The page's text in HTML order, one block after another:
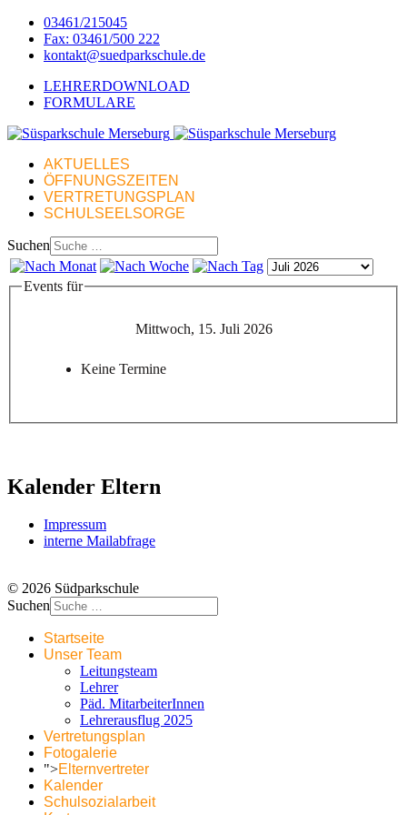
03461/215045
Fax: 03461/500 222
kontakt@suedparkschule.de
LEHRERDOWNLOAD
FORMULARE
AKTUELLES
ÖFFNUNGSZEITEN
VERTRETUNGSPLAN
SCHULSEELSORGE
Suchen
Events für
Mittwoch, 15. Juli 2026
Keine Termine
Kalender Eltern
Impressum
interne Mailabfrage
© 2026 Südparkschule
Suchen
Startseite
Unser Team
Leitungsteam
Lehrer
Päd. MitarbeiterInnen
Lehrerausflug 2025
Vertretungsplan
Fotogalerie
">Elternvertreter
Kalender
Schulsozialarbeit